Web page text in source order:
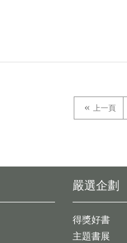
上一頁
嚴選企劃
得獎好書
主題書展